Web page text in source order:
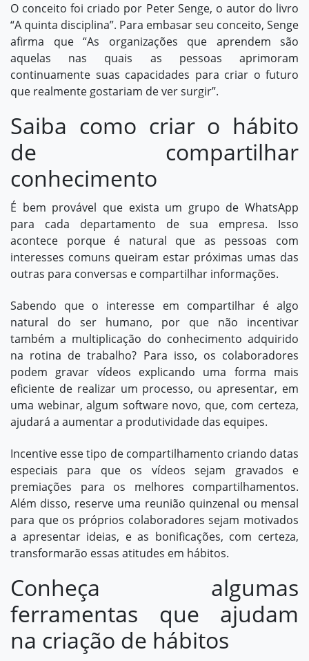
O conceito foi criado por Peter Senge, o autor do livro
“A quinta disciplina”. Para embasar seu conceito, Senge
afirma que “As organizações que aprendem são
aquelas nas quais as pessoas aprimoram
continuamente suas capacidades para criar o futuro
que realmente gostariam de ver surgir”.
Saiba como criar o hábito
de compartilhar
conhecimento
É bem provável que exista um grupo de WhatsApp
para cada departamento de sua empresa. Isso
acontece porque é natural que as pessoas com
interesses comuns queiram estar próximas umas das
outras para conversas e compartilhar informações.
Sabendo que o interesse em compartilhar é algo
natural do ser humano, por que não incentivar
também a multiplicação do conhecimento adquirido
na rotina de trabalho? Para isso, os colaboradores
podem gravar vídeos explicando uma forma mais
eficiente de realizar um processo, ou apresentar, em
uma webinar, algum software novo, que, com certeza,
ajudará a aumentar a produtividade das equipes.
Incentive esse tipo de compartilhamento criando datas
especiais para que os vídeos sejam gravados e
premiações para os melhores compartilhamentos.
Além disso, reserve uma reunião quinzenal ou mensal
para que os próprios colaboradores sejam motivados
a apresentar ideias, e as bonificações, com certeza,
transformarão essas atitudes em hábitos.
Conheça algumas
ferramentas que ajudam
na criação de hábitos